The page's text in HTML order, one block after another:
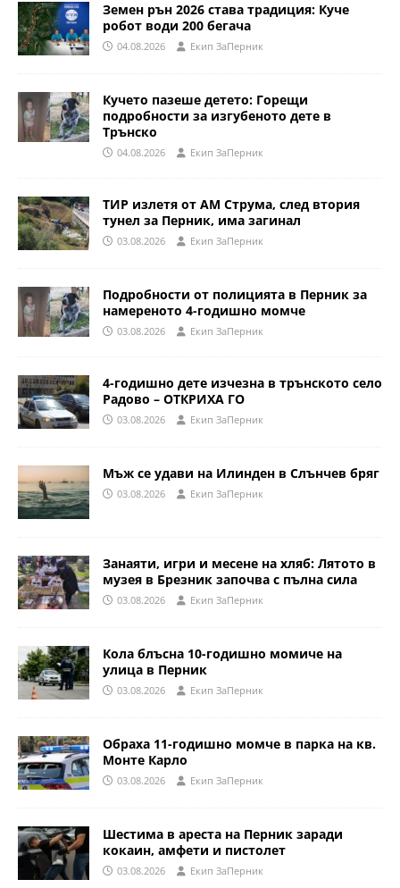
Земен рън 2026 става традиция: Куче
робот води 200 бегача
04.08.2026 Eкип ЗаПерник
Кучето пазеше детето: Горещи
подробности за изгубеното дете в
Трънско
04.08.2026 Eкип ЗаПерник
ТИР излетя от АМ Струма, след втория
тунел за Перник, има загинал
03.08.2026 Eкип ЗаПерник
Подробности от полицията в Перник за
намереното 4-годишно момче
03.08.2026 Eкип ЗаПерник
4-годишно дете изчезна в трънското село
Радово – ОТКРИХА ГО
03.08.2026 Eкип ЗаПерник
Мъж се удави на Илинден в Слънчев бряг
03.08.2026 Eкип ЗаПерник
Занаяти, игри и месене на хляб: Лятото в
музея в Брезник започва с пълна сила
03.08.2026 Eкип ЗаПерник
Кола блъсна 10-годишно момиче на
улица в Перник
03.08.2026 Eкип ЗаПерник
Обраха 11-годишно момче в парка на кв.
Монте Карло
03.08.2026 Eкип ЗаПерник
Шестима в ареста на Перник заради
кокаин, амфети и пистолет
03.08.2026 Eкип ЗаПерник